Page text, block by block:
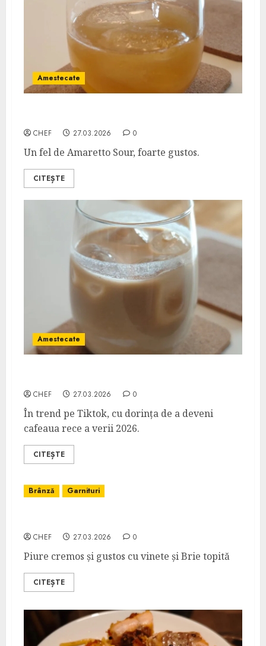
Amestecate
CHEF 27.03.2026 0
Un fel de Amaretto Sour, foarte gustos.
CITEȘTE
Amestecate
CHEF 27.03.2026 0
În trend pe Tiktok, cu dorința de a deveni
cafeaua rece a verii 2026.
CITEȘTE
Brânză Garnituri
CHEF 27.03.2026 0
Piure cremos și gustos cu vinete și Brie topită
CITEȘTE